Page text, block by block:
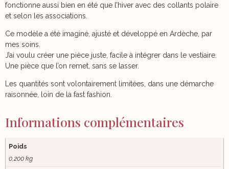
fonctionne aussi bien en été que l’hiver avec des collants polaire
et selon les associations.
Ce modèle a été imaginé, ajusté et développé en Ardèche, par
mes soins.
J’ai voulu créer une pièce juste, facile à intégrer dans le vestiaire.
Une pièce que l’on remet, sans se lasser.
Les quantités sont volontairement limitées, dans une démarche
raisonnée, loin de la fast fashion.
Informations complémentaires
Poids
0,200 kg